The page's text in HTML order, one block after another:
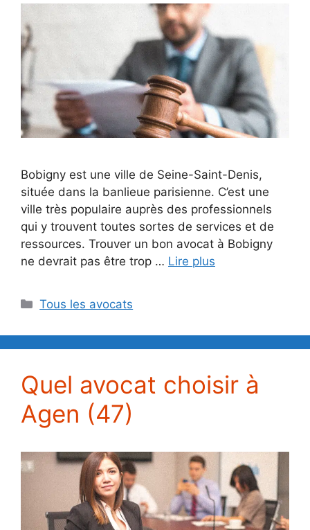
Bobigny est une ville de Seine-Saint-Denis,
située dans la banlieue parisienne. C’est une
ville très populaire auprès des professionnels
qui y trouvent toutes sortes de services et de
ressources. Trouver un bon avocat à Bobigny
ne devrait pas être trop … Lire plus
Catégories
Tous les avocats
Quel avocat choisir à
Agen (47)